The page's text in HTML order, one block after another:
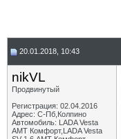
20.01.2018, 10:43
nikVL
Продвинутый
Регистрация: 02.04.2016
Адрес: С-Пб,Колпино
Автомобиль: LADA Vesta
АМТ Комфорт,LADA Vesta